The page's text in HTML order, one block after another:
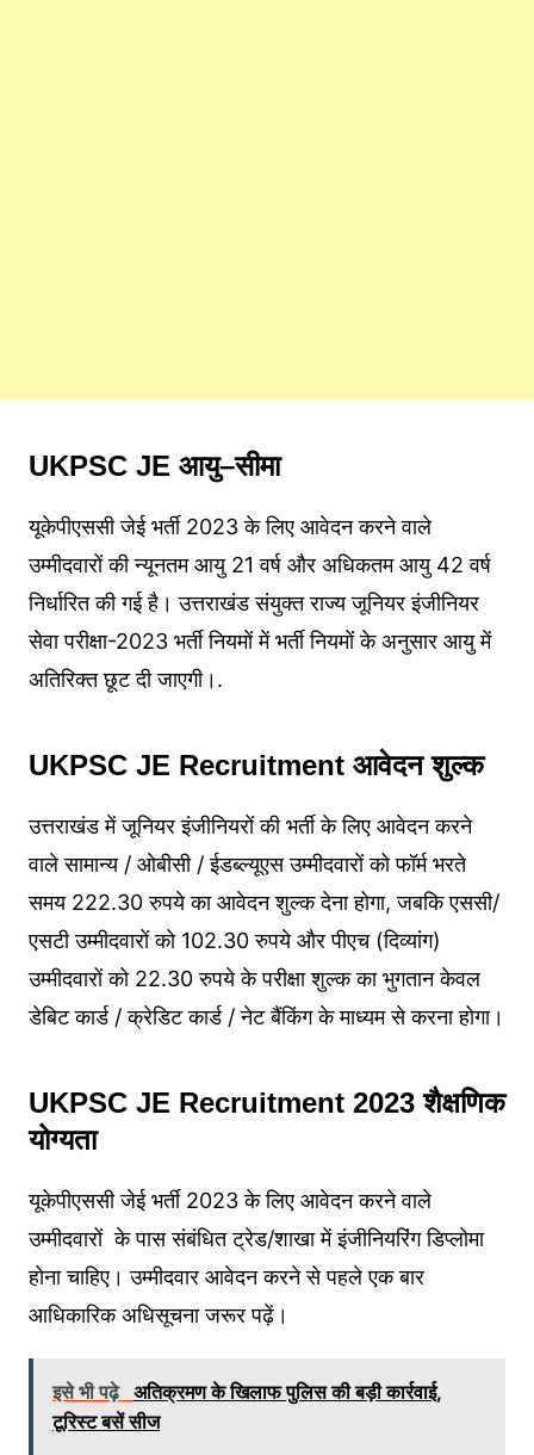
UKPSC JE आयु–सीमा
यूकेपीएससी जेई भर्ती 2023 के लिए आवेदन करने वाले
उम्मीदवारों की न्यूनतम आयु 21 वर्ष और अधिकतम आयु 42 वर्ष
निर्धारित की गई है। उत्तराखंड संयुक्त राज्य जूनियर इंजीनियर
सेवा परीक्षा-2023 भर्ती नियमों में भर्ती नियमों के अनुसार आयु में
अतिरिक्त छूट दी जाएगी।.
UKPSC JE Recruitment आवेदन शुल्क
उत्तराखंड में जूनियर इंजीनियरों की भर्ती के लिए आवेदन करने
वाले सामान्य / ओबीसी / ईडब्ल्यूएस उम्मीदवारों को फॉर्म भरते
समय 222.30 रुपये का आवेदन शुल्क देना होगा, जबकि एससी/
एसटी उम्मीदवारों को 102.30 रुपये और पीएच (दिव्यांग)
उम्मीदवारों को 22.30 रुपये के परीक्षा शुल्क का भुगतान केवल
डेबिट कार्ड / क्रेडिट कार्ड / नेट बैंकिंग के माध्यम से करना होगा।
UKPSC JE Recruitment 2023शैक्षणिक
योग्यता
यूकेपीएससी जेई भर्ती 2023 के लिए आवेदन करने वाले
उम्मीदवारों के पास संबंधित ट्रेड/शाखा में इंजीनियरिंग डिप्लोमा
होना चाहिए। उम्मीदवार आवेदन करने से पहले एक बार
आधिकारिक अधिसूचना जरूर पढ़ें।
इसे भी पढ़े अतिक्रमण के खिलाफ पुलिस की बड़ी कार्रवाई,
टूरिस्ट बसें सीज